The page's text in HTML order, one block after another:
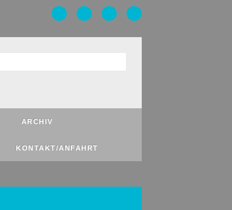
ARCHIV
KONTAKT/ANFAHRT